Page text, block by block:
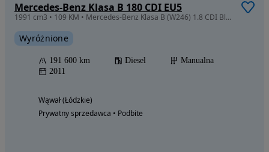
Mercedes-Benz Klasa B 180 CDI EU5
1991 cm3 • 109 KM • Mercedes-Benz Klasa B (W246) 1.8 CDI BlueEFFICIENCY
Wyróżnione
191 600 km Diesel
Manualna
2011
Wąwał (Łódzkie)
Prywatny sprzedawca • Podbite